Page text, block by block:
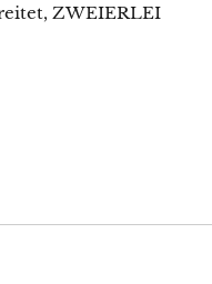
ZWEIERLEI